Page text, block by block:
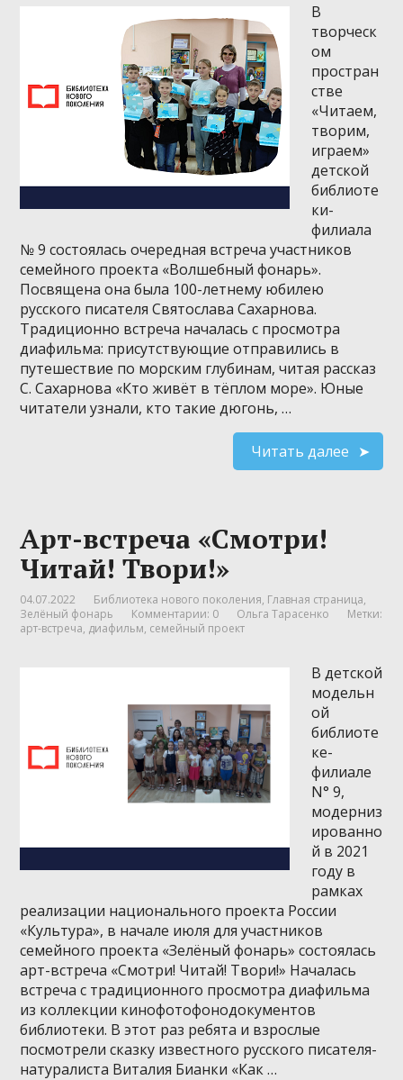
В
творческ
ом
простран
стве
«Читаем,
творим,
играем»
детской
библиоте
ки-
филиала
№ 9 состоялась очередная встреча участников
семейного проекта «Волшебный фонарь».
Посвящена она была 100-летнему юбилею
русского писателя Святослава Сахарнова.
Традиционно встреча началась с просмотра
диафильма: присутствующие отправились в
путешествие по морским глубинам, читая рассказ
С. Сахарнова «Кто живёт в тёплом море». Юные
читатели узнали, кто такие дюгонь, …
Читать далее
Арт-встреча «Смотри!
Читай! Твори!»
04.07.2022 Библиотека нового поколения, Главная страница,
Зелёный фонарь
Комментарии: 0 Ольга Тарасенко
Метки:
арт-встреча, диафильм, семейный проект
В детской
модельн
ой
библиоте
ке-
филиале
N° 9,
модерниз
ированно
й в 2021
году в
рамках
реализации национального проекта России
«Культура», в начале июля для участников
семейного проекта «Зелёный фонарь» состоялась
арт-встреча «Смотри! Читай! Твори!» Началась
встреча с традиционного просмотра диафильма
из коллекции кинофотофонодокументов
библиотеки. В этот раз ребята и взрослые
посмотрели сказку известного русского писателя-
натуралиста Виталия Бианки «Как …